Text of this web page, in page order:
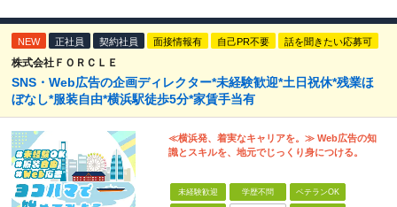
NEW 正社員 契約社員 面接情報有 自己PR不要 話を聞きたい応募可
株式会社ＦＯＲＣＬＥ
SNS・Web広告の企画ディレクター*未経験歓迎*土日祝休*残業ほ
ぼなし*服装自由*横浜駅徒歩5分*家賃手当有
≪横浜発、着実なキャリアを。≫ Web広告の知
識とスキルを、地元でじっくり身につける。
未経験歓迎 学歴不問 ベテランOK